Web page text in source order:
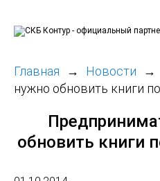
Главная Новости
нужно обновить книги
обновить книги